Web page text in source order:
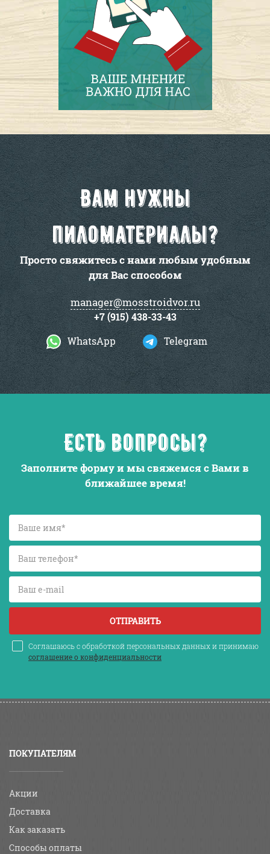
Вам нужны
пиломатериалы?
Просто свяжитесь с нами любым удобным
для Вас способом
manager@mosstroidvor.ru
+7 (915) 438-33-43
WhatsApp
Telegram
Есть вопросы?
Заполните форму и мы свяжемся с Вами в
ближайшее время!
ОТПРАВИТЬ
Соглашаюсь с обработкой персональных данных и принимаю
соглашение о конфиденциальности
ПОКУПАТЕЛЯМ
Акции
Доставка
Как заказать
Способы оплаты